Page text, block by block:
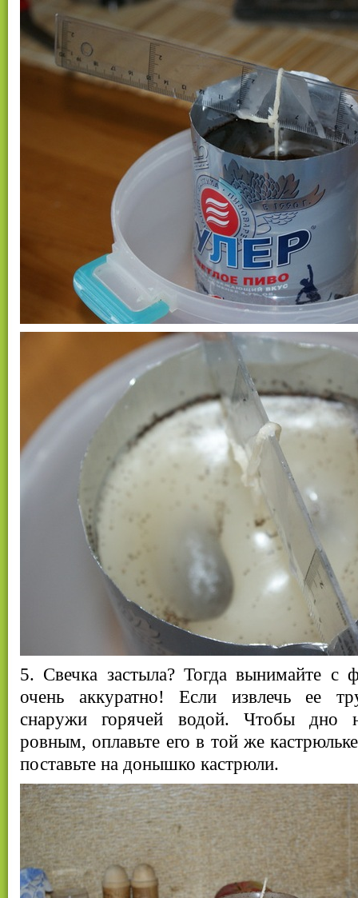
5. Свечка застыла? Тогда вынимайте с
очень аккуратно! Если извлечь ее
снаружи горячей водой. Чтобы дно
ровным, оплавьте его в той же
поставьте на донышко кастрюли.